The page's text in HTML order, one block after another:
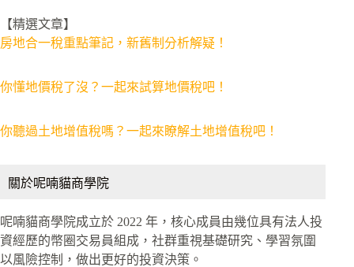
【精選文章】
房地合一稅重點筆記，新舊制分析解疑！
你懂地價稅了沒？一起來試算地價稅吧！
你聽過土地增值稅嗎？一起來瞭解土地增值稅吧！
關於呢喃貓商學院
呢喃貓商學院成立於 2022 年，核心成員由幾位具有法人投
資經歷的幣圈交易員組成，社群重視基礎研究、學習氛圍
以風險控制，做出更好的投資決策。